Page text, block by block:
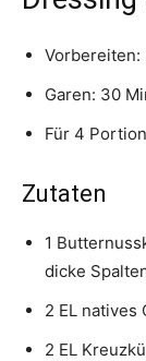
Vorbereiten:
Garen: 30
Für 4
Zutaten
1
dicke
2 EL natives
2 EL